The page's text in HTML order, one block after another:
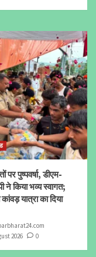
पर पुष्पवर्षा, डीएम-
ने किया भव्य स्वागत;
यात्रा का दिया
2026
0